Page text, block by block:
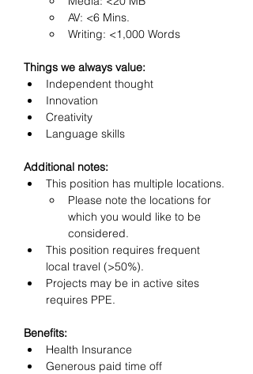
AV: <6 Mins.
Writing: <1,000 Words
Things we always value:
Independent thought
Innovation
Creativity
Language skills
Additional notes:
This position has multiple locations.
Please note the locations for
which you would like to be
considered.
This position requires frequent
local travel (>50%).
Projects may be in active sites
requires PPE.
Benefits:
Health Insurance
Generous paid time off